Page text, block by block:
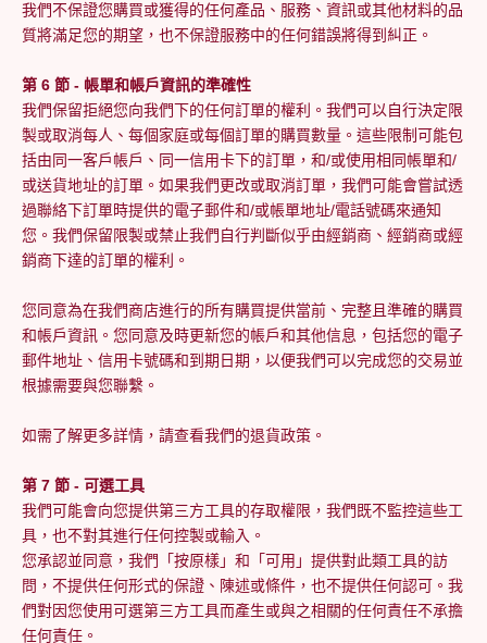
我們不保證您購買或獲得的任何產品、服務、資訊或其他材料的品
質將滿足您的期望，也不保證服務中的任何錯誤將得到糾正。
第 6 節 - 帳單和帳戶資訊的準確性
我們保留拒絕您向我們下的任何訂單的權利。我們可以自行決定限
製或取消每人、每個家庭或每個訂單的購買數量。這些限制可能包
括由同一客戶帳戶、同一信用卡下的訂單，和/或使用相同帳單和/
或送貨地址的訂單。如果我們更改或取消訂單，我們可能會嘗試透
過聯絡下訂單時提供的電子郵件和/或帳單地址/電話號碼來通知
您。我們保留限製或禁止我們自行判斷似乎由經銷商、經銷商或經
銷商下達的訂單的權利。
您同意為在我們商店進行的所有購買提供當前、完整且準確的購買
和帳戶資訊。您同意及時更新您的帳戶和其他信息，包括您的電子
郵件地址、信用卡號碼和到期日期，以便我們可以完成您的交易並
根據需要與您聯繫。
如需了解更多詳情，請查看我們的退貨政策。
第 7 節 - 可選工具
我們可能會向您提供第三方工具的存取權限，我們既不監控這些工
具，也不對其進行任何控製或輸入。
您承認並同意，我們「按原樣」和「可用」提供對此類工具的訪
問，不提供任何形式的保證、陳述或條件，也不提供任何認可。我
們對因您使用可選第三方工具而產生或與之相關的任何責任不承擔
任何責任。